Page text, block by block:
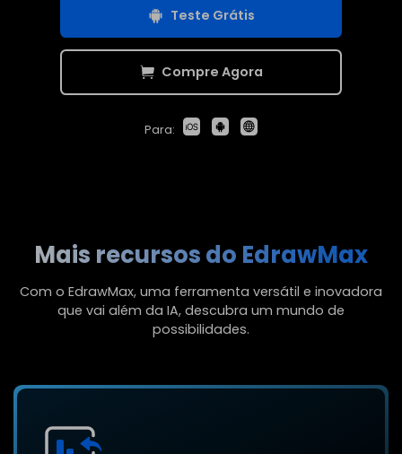
Teste Grátis
Compre Agora
Para:
Mais recursos do EdrawMax
Com o EdrawMax, uma ferramenta versátil e inovadora
que vai além da IA, descubra um mundo de
possibilidades.